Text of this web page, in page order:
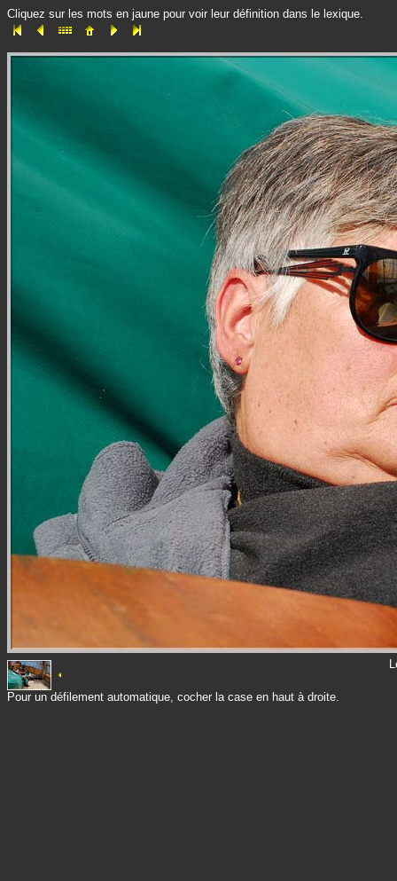
Cliquez sur les mots en jaune pour voir leur définition dans le lexique.
Pour un défilement automatique, cocher la case en haut à droite.